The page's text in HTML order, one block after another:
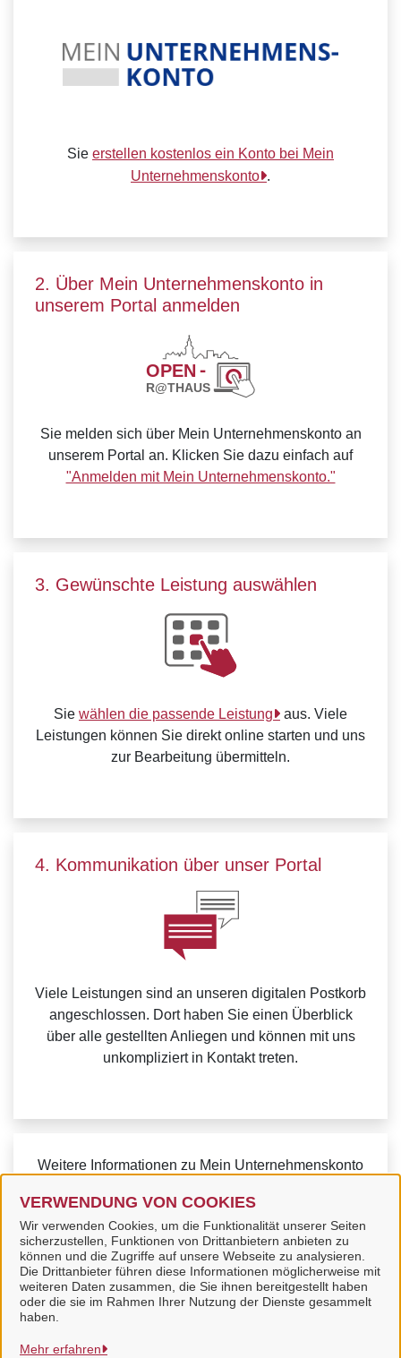
VERWENDUNG VON COOKIES
Wir verwenden Cookies, um die Funktionalität unserer Seiten
sicherzustellen, Funktionen von Drittanbietern anbieten zu
können und die Zugriffe auf unsere Webseite zu analysieren.
Die Drittanbieter führen diese Informationen möglicherweise mit
weiteren Daten zusammen, die Sie ihnen bereitgestellt haben
oder die sie im Rahmen Ihrer Nutzung der Dienste gesammelt
haben.
Mehr erfahren
Sie erstellen kostenlos ein Konto bei Mein
Unternehmenskonto .
2. Über Mein Unternehmenskonto in
unserem Portal anmelden
Sie melden sich über Mein Unternehmenskonto an
unserem Portal an. Klicken Sie dazu einfach auf
"Anmelden mit Mein Unternehmenskonto."
3. Gewünschte Leistung auswählen
Sie wählen die passende Leistung
aus. Viele
Leistungen können Sie direkt online starten und uns
zur Bearbeitung übermitteln.
4. Kommunikation über unser Portal
Viele Leistungen sind an unseren digitalen Postkorb
angeschlossen. Dort haben Sie einen Überblick
über alle gestellten Anliegen und können mit uns
unkompliziert in Kontakt treten.
Weitere Informationen zu Mein Unternehmenskonto
Unternehmenskonto.
Samtgemeinde Papenteich